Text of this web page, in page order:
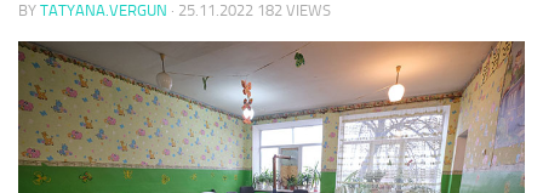
BY TATYANA.VERGUN · 25.11.2022 182 VIEWS